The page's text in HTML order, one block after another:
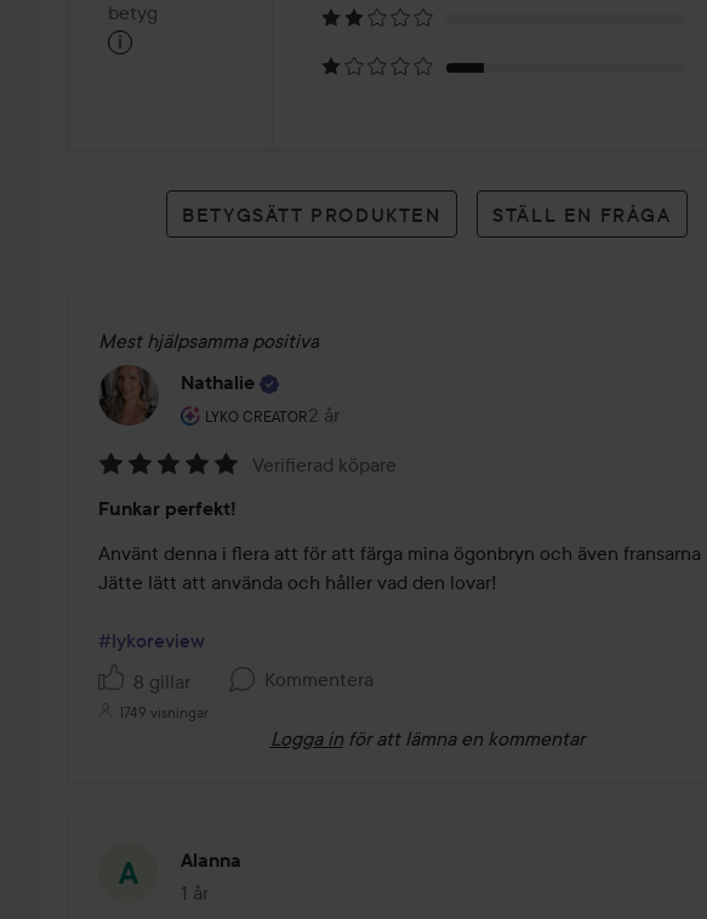
på
betyg
betyg
i
BETYGSÄTT PRODUKTEN STÄLL EN FRÅGA
Mest hjälpsamma positiva
Nathalie
LYKO CREATOR
Användarens roll: Lyko Creator.
2 år
Inlägget skapades 2 år
5
av
5
Verifierad köpare
Funkar perfekt!
Använt denna i flera att för att färga mina ögonbryn och även fransarna
Jätte lätt att använda och håller vad den lovar!
#lykoreview
8 gillar
Kommentera
1749 visningar
Logga in för att lämna en kommentar
Alanna
1 år
Inlägget skapades 1 år